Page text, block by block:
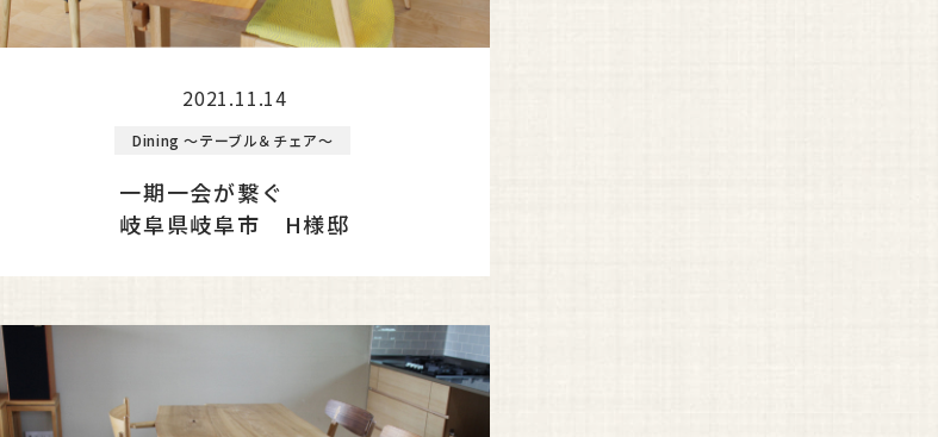
2021.11.14
Dining ～テーブル＆チェア～
一期一会が繋ぐ
岐阜県岐阜市 H様邸